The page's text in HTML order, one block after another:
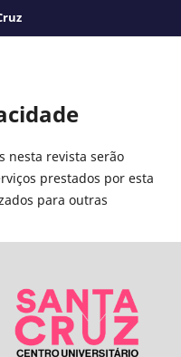
nesta revista serão
prestados por esta
para outras